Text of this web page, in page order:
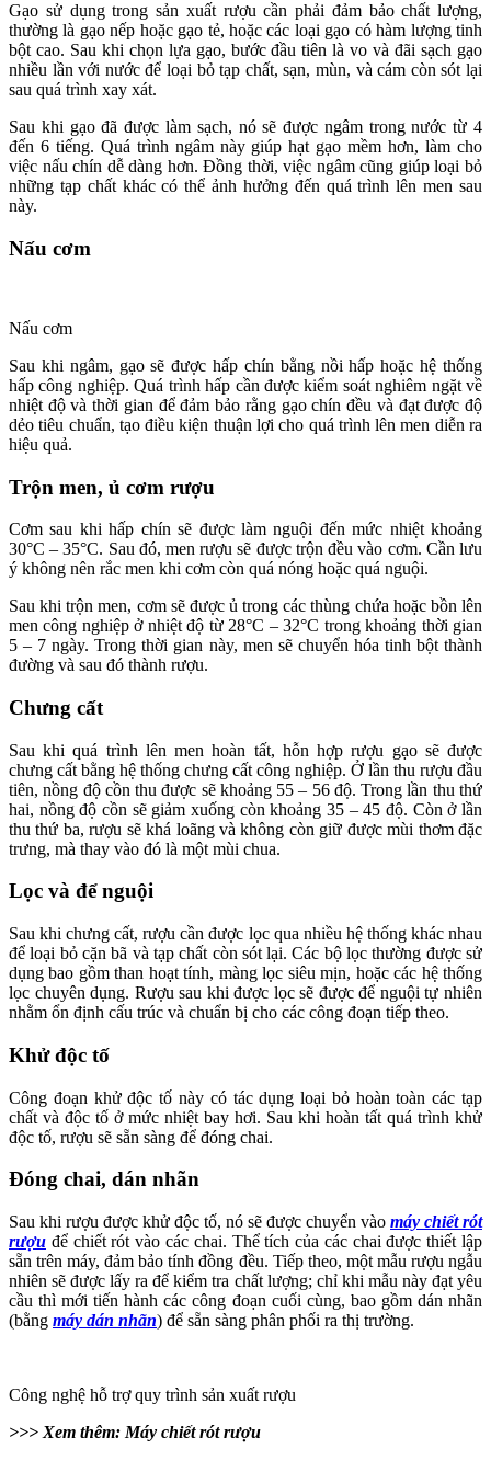
Gạo sử dụng trong sản xuất rượu cần phải đảm bảo chất lượng,
thường là gạo nếp hoặc gạo tẻ, hoặc các loại gạo có hàm lượng tinh
bột cao. Sau khi chọn lựa gạo, bước đầu tiên là vo và đãi sạch gạo
nhiều lần với nước để loại bỏ tạp chất, sạn, mùn, và cám còn sót lại
sau quá trình xay xát.
Sau khi gạo đã được làm sạch, nó sẽ được ngâm trong nước từ 4
đến 6 tiếng. Quá trình ngâm này giúp hạt gạo mềm hơn, làm cho
việc nấu chín dễ dàng hơn. Đồng thời, việc ngâm cũng giúp loại bỏ
những tạp chất khác có thể ảnh hưởng đến quá trình lên men sau
này.
Nấu cơm
Nấu cơm
Sau khi ngâm, gạo sẽ được hấp chín bằng nồi hấp hoặc hệ thống
hấp công nghiệp. Quá trình hấp cần được kiểm soát nghiêm ngặt về
nhiệt độ và thời gian để đảm bảo rằng gạo chín đều và đạt được độ
dẻo tiêu chuẩn, tạo điều kiện thuận lợi cho quá trình lên men diễn ra
hiệu quả.
Trộn men, ủ cơm rượu
Cơm sau khi hấp chín sẽ được làm nguội đến mức nhiệt khoảng
30°C – 35°C. Sau đó, men rượu sẽ được trộn đều vào cơm. Cần lưu
ý không nên rắc men khi cơm còn quá nóng hoặc quá nguội.
Sau khi trộn men, cơm sẽ được ủ trong các thùng chứa hoặc bồn lên
men công nghiệp ở nhiệt độ từ 28°C – 32°C trong khoảng thời gian
5 – 7 ngày. Trong thời gian này, men sẽ chuyển hóa tinh bột thành
đường và sau đó thành rượu.
Chưng cất
Sau khi quá trình lên men hoàn tất, hỗn hợp rượu gạo sẽ được
chưng cất bằng hệ thống chưng cất công nghiệp. Ở lần thu rượu đầu
tiên, nồng độ cồn thu được sẽ khoảng 55 – 56 độ. Trong lần thu thứ
hai, nồng độ cồn sẽ giảm xuống còn khoảng 35 – 45 độ. Còn ở lần
thu thứ ba, rượu sẽ khá loãng và không còn giữ được mùi thơm đặc
trưng, mà thay vào đó là một mùi chua.
Lọc và để nguội
Sau khi chưng cất, rượu cần được lọc qua nhiều hệ thống khác nhau
để loại bỏ cặn bã và tạp chất còn sót lại. Các bộ lọc thường được sử
dụng bao gồm than hoạt tính, màng lọc siêu mịn, hoặc các hệ thống
lọc chuyên dụng. Rượu sau khi được lọc sẽ được để nguội tự nhiên
nhằm ổn định cấu trúc và chuẩn bị cho các công đoạn tiếp theo.
Khử độc tố
Công đoạn khử độc tố này có tác dụng loại bỏ hoàn toàn các tạp
chất và độc tố ở mức nhiệt bay hơi. Sau khi hoàn tất quá trình khử
độc tố, rượu sẽ sẵn sàng để đóng chai.
Đóng chai, dán nhãn
Sau khi rượu được khử độc tố, nó sẽ được chuyển vào máy chiết rót
rượu để chiết rót vào các chai. Thể tích của các chai được thiết lập
sẵn trên máy, đảm bảo tính đồng đều. Tiếp theo, một mẫu rượu ngẫu
nhiên sẽ được lấy ra để kiểm tra chất lượng; chỉ khi mẫu này đạt yêu
cầu thì mới tiến hành các công đoạn cuối cùng, bao gồm dán nhãn
(bằng máy dán nhãn) để sẵn sàng phân phối ra thị trường.
Công nghệ hỗ trợ quy trình sản xuất rượu
>>> Xem thêm: Máy chiết rót rượu